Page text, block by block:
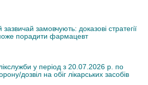
замовчують: доказові стратегії
порадити фармацевт
у період з 20.07.2026 р. по
дозвіл на обіг лікарських засобів